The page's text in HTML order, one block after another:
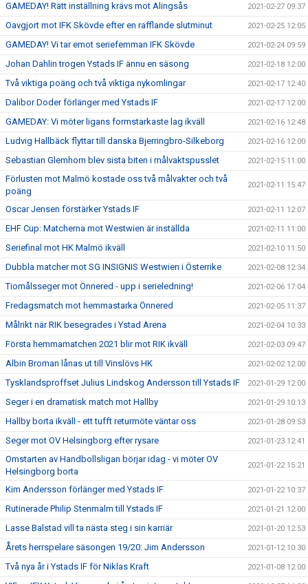
GAMEDAY! Rätt inställning krävs mot Alingsås 2021-02-27 09:37
Oavgjort mot IFK Skövde efter en rafflande slutminut 2021-02-25 12:05
GAMEDAY! Vi tar emot seriefemman IFK Skövde 2021-02-24 09:59
Johan Dahlin trogen Ystads IF ännu en säsong 2021-02-18 12:00
Två viktiga poäng och två viktiga nykomlingar 2021-02-17 12:40
Dalibor Doder förlänger med Ystads IF 2021-02-17 12:00
GAMEDAY: Vi möter ligans formstarkaste lag ikväll 2021-02-16 12:48
Ludvig Hallbäck flyttar till danska Bjerringbro-Silkeborg 2021-02-16 12:00
Sebastian Glemhorn blev sista biten i målvaktspusslet 2021-02-15 11:00
Förlusten mot Malmö kostade oss två målvakter och två
poäng
2021-02-11 15:47
Oscar Jensen förstärker Ystads IF 2021-02-11 12:07
EHF Cup: Matcherna mot Westwien är inställda 2021-02-11 11:00
Seriefinal mot HK Malmö ikväll 2021-02-10 11:50
Dubbla matcher mot SG INSIGNIS Westwien i Österrike 2021-02-08 12:34
Tiomålsseger mot Önnered - upp i serieledning! 2021-02-06 17:04
Fredagsmatch mot hemmastarka Önnered 2021-02-05 11:37
Målrikt när RIK besegrades i Ystad Arena 2021-02-04 10:33
Första hemmamatchen 2021 blir mot RIK ikväll 2021-02-03 09:47
Albin Broman lånas ut till Vinslövs HK 2021-02-02 12:00
Tysklandsproffset Julius Lindskog Andersson till Ystads IF 2021-01-29 12:00
Seger i en dramatisk match mot Hallby 2021-01-29 10:13
Hallby borta ikväll - ett tufft returmöte väntar oss 2021-01-28 09:53
Seger mot OV Helsingborg efter rysare 2021-01-23 12:41
Omstarten av Handbollsligan börjar idag - vi möter OV
Helsingborg borta
2021-01-22 15:21
Kim Andersson förlänger med Ystads IF 2021-01-22 10:37
Rutinerade Philip Stenmalm till Ystads IF 2021-01-21 12:00
Lasse Balstad vill ta nästa steg i sin karriär 2021-01-20 12:53
Årets herrspelare säsongen 19/20: Jim Andersson 2021-01-12 10:30
Två nya år i Ystads IF för Niklas Kraft 2021-01-08 12:00